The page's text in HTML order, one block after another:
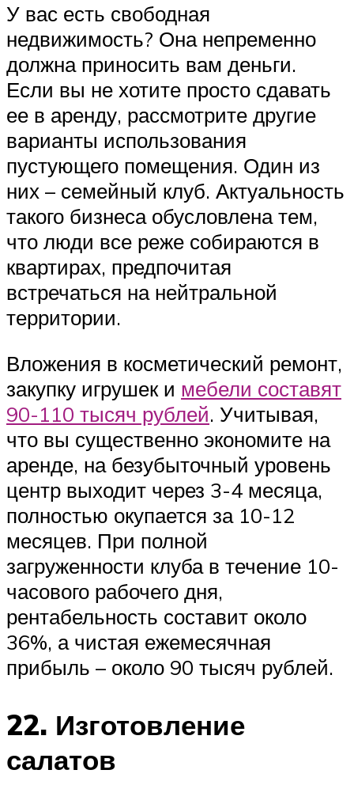
У вас есть свободная
недвижимость? Она непременно
должна приносить вам деньги.
Если вы не хотите просто сдавать
ее в аренду, рассмотрите другие
варианты использования
пустующего помещения. Один из
них – семейный клуб. Актуальность
такого бизнеса обусловлена тем,
что люди все реже собираются в
квартирах, предпочитая
встречаться на нейтральной
территории.
Вложения в косметический ремонт,
закупку игрушек и мебели составят
90-110 тысяч рублей. Учитывая,
что вы существенно экономите на
аренде, на безубыточный уровень
центр выходит через 3-4 месяца,
полностью окупается за 10-12
месяцев. При полной
загруженности клуба в течение 10-
часового рабочего дня,
рентабельность составит около
36%, а чистая ежемесячная
прибыль – около 90 тысяч рублей.
22. Изготовление
салатов